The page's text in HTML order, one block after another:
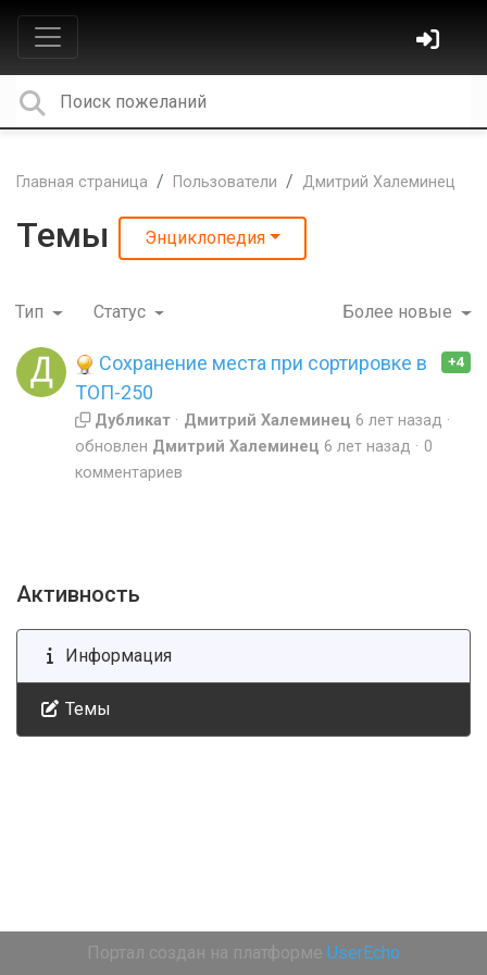
Главная страница Пользователи Дмитрий Халеминец
Темы Энциклопедия
Тип Статус Более новые
+4
Сохранение места при сортировке в
ТОП-250
Дубликат Дмитрий Халеминец 6 лет назад
обновлен Дмитрий Халеминец 6 лет назад
0
комментариев
Активность
Информация
Темы
Портал создан на платформе UserEcho